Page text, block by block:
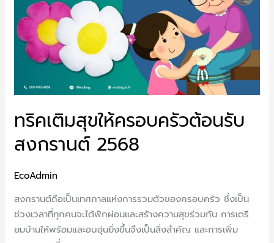
ทริคเติมสุขให้ครอบครัวต้อนรับ
สงกรานต์ 2568
EcoAdmin
สงกรานต์ถือเป็นเทศกาลแห่งการรวมตัวของครอบครัว ซึ่งเป็น
ช่วงเวลาที่ทุกคนจะได้พักผ่อนและสร้างความสุขร่วมกัน การเตรี
ยมบ้านให้พร้อมและอบอุ่นยิ่งขึ้นจึงเป็นสิ่งสำคัญ และการเพิ่ม